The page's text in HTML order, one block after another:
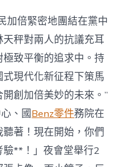
加倍緊密地團結在黨中
秤對兩人的抗議充耳
致平衡的追求中。持
式現代化新征程下策馬
開創加倍美妙的未來。”
、國Benz零件務院在
著！現在開始，你們
**！」夜會堂舉行2